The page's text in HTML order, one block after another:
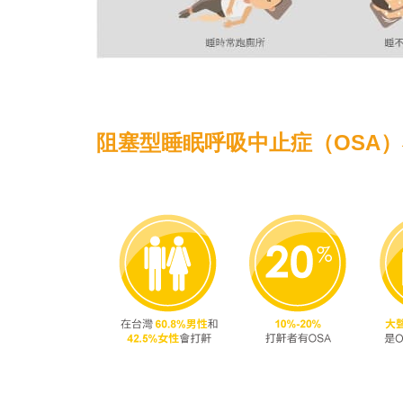
阻塞型睡眠呼吸中止症（OSA